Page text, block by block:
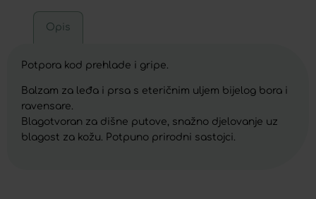
Opis
Potpora kod prehlade i gripe.
Balzam za leđa i prsa s eteričnim uljem bijelog bora i
ravensare.
Blagotvoran za dišne putove, snažno djelovanje uz
blagost za kožu. Potpuno prirodni sastojci.